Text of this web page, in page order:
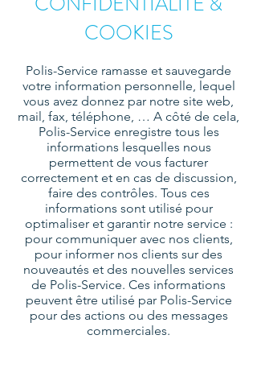
COOKIES
Polis-Service ramasse et sauvegarde
votre information personnelle, lequel
vous avez donnez par notre site web,
mail, fax, téléphone, … A côté de cela,
Polis-Service enregistre tous les
informations lesquelles nous
permettent de vous facturer
correctement et en cas de discussion,
faire des contrôles. Tous ces
informations sont utilisé pour
optimaliser et garantir notre service :
pour communiquer avec nos clients,
pour informer nos clients sur des
nouveautés et des nouvelles services
de Polis-Service. Ces informations
peuvent être utilisé par Polis-Service
pour des actions ou des messages
commerciales.